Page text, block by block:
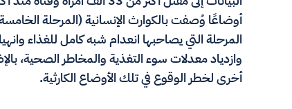
أوضاعًا وُصفت بالكوارث الإنسانية (المرحلة
المرحلة التي يصاحبها انعدام شبه كامل للغذاء
وازدياد معدلات سوء التغذية والمخاطر الصحية،
أخرى لخطر الوقوع في تلك الأوضاع الكارثية.